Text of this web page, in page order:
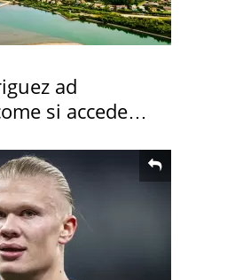
ad
si accede